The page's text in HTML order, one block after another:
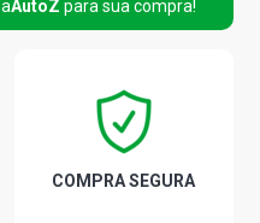
8V AP (1991 - 1994)
8V AP (1991 - 1994)
AutoZ para sua compra!
COMPRA SEGURA